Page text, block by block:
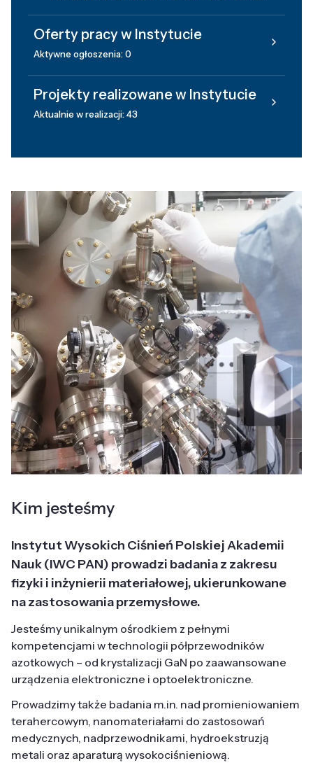
Oferty pracy w Instytucie
Aktywne ogłoszenia: 0
Projekty realizowane w Instytucie
Aktualnie w realizacji: 43
Kim jesteśmy
Instytut Wysokich Ciśnień Polskiej Akademii
Nauk (IWC PAN) prowadzi badania z zakresu
fizyki i inżynierii materiałowej, ukierunkowane
na zastosowania przemysłowe.
Jesteśmy unikalnym ośrodkiem z pełnymi
kompetencjami w technologii półprzewodników
azotkowych – od krystalizacji GaN po zaawansowane
urządzenia elektroniczne i optoelektroniczne.
Prowadzimy także badania m.in. nad promieniowaniem
terahercowym, nanomateriałami do zastosowań
medycznych, nadprzewodnikami, hydroekstruzją
metali oraz aparaturą wysokociśnieniową.